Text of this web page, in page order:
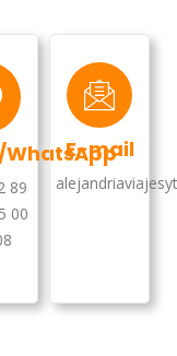
WhatsApp
89
00
E-mail